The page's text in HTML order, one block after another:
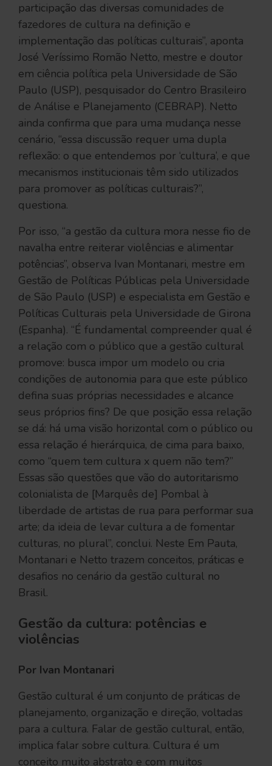
participação das diversas comunidades de
fazedores de cultura na definição e
implementação das políticas culturais”, aponta
José Veríssimo Romão Netto, mestre e doutor
em ciência política pela Universidade de São
Paulo (USP), pesquisador do Centro Brasileiro
de Análise e Planejamento (CEBRAP). Netto
ainda confirma que para uma mudança nesse
cenário, “essa discussão requer uma dupla
reflexão: o que entendemos por ‘cultura’, e que
mecanismos institucionais têm sido utilizados
para promover as políticas culturais?”,
questiona.
Por isso, “a gestão da cultura mora nesse fio de
navalha entre reiterar violências e alimentar
potências”, observa Ivan Montanari, mestre em
Gestão de Políticas Públicas pela Universidade
de São Paulo (USP) e especialista em Gestão e
Políticas Culturais pela Universidade de Girona
(Espanha). “É fundamental compreender qual é
a relação com o público que a gestão cultural
promove: busca impor um modelo ou cria
condições de autonomia para que este público
defina suas próprias necessidades e alcance
seus próprios fins? De que posição essa relação
se dá: há uma visão horizontal com o público ou
essa relação é hierárquica, de cima para baixo,
como “quem tem cultura x quem não tem?”
Essas são questões que vão do autoritarismo
colonialista de [Marquês de] Pombal à
liberdade de artistas de rua para performar sua
arte; da ideia de levar cultura a de fomentar
culturas, no plural”, conclui. Neste Em Pauta,
Montanari e Netto trazem conceitos, práticas e
desafios no cenário da gestão cultural no
Brasil.
Gestão da cultura: potências e
violências
Por Ivan Montanari
Gestão cultural é um conjunto de práticas de
planejamento, organização e direção, voltadas
para a cultura. Falar de gestão cultural, então,
implica falar sobre cultura. Cultura é um
conceito muito abstrato e com muitos